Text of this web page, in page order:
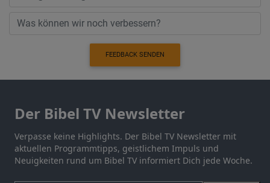
FEEDBACK SENDEN
Der Bibel TV Newsletter
Verpasse keine Highlights. Der Bibel TV Newsletter mit
aktuellen Programmtipps, geistlichem Impuls und
Neuigkeiten rund um Bibel TV informiert Dich jede Woche.